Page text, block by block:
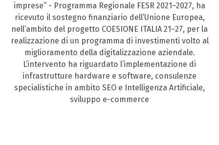
imprese” - Programma Regionale FESR 2021–2027, ha
ricevuto il sostegno finanziario dell’Unione Europea,
nell’ambito del progetto COESIONE ITALIA 21–27, per la
realizzazione di un programma di investimenti volto al
miglioramento della digitalizzazione aziendale.
L’intervento ha riguardato l’implementazione di
infrastrutture hardware e software, consulenze
specialistiche in ambito SEO e Intelligenza Artificiale,
sviluppo e-commerce